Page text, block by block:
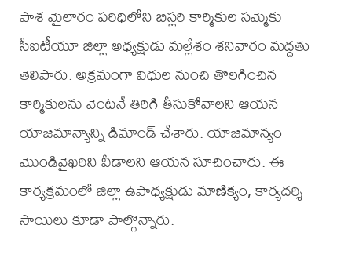
పాశ మైలారం పరిధిలోని బిస్లరి కార్మికుల సమ్మెకు
సీఐటీయూ జిల్లా అధ్యక్షుడు మల్లేశం శనివారం మద్దతు
తెలిపారు. అక్రమంగా విధుల నుంచి తొలగించిన
కార్మికులను వెంటనే తిరిగి తీసుకోవాలని ఆయన
యాజమాన్యాన్ని డిమాండ్ చేశారు. యాజమాన్యం
మొండివైఖరిని వీడాలని ఆయన సూచించారు. ఈ
కార్యక్రమంలో జిల్లా ఉపాధ్యక్షుడు మాణిక్యం, కార్యదర్శి
సాయిలు కూడా పాల్గొన్నారు.